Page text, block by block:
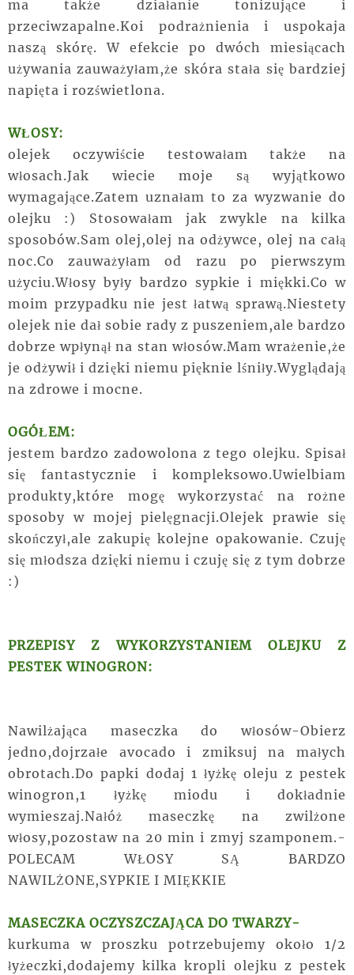
ma także działanie tonizujące i
przeciwzapalne.Koi podrażnienia i uspokaja
naszą skórę. W efekcie po dwóch miesiącach
używania zauważyłam,że skóra stała się bardziej
napięta i rozświetlona.
WŁOSY:
olejek oczywiście testowałam także na
włosach.Jak wiecie moje są wyjątkowo
wymagające.Zatem uznałam to za wyzwanie do
olejku :) Stosowałam jak zwykle na kilka
sposobów.Sam olej,olej na odżywce, olej na całą
noc.Co zauważyłam od razu po pierwszym
użyciu.Włosy były bardzo sypkie i miękki.Co w
moim przypadku nie jest łatwą sprawą.Niestety
olejek nie dał sobie rady z puszeniem,ale bardzo
dobrze wpłynął na stan włosów.Mam wrażenie,że
je odżywił i dzięki niemu pięknie lśniły.Wyglądają
na zdrowe i mocne.
OGÓŁEM:
jestem bardzo zadowolona z tego olejku. Spisał
się fantastycznie i kompleksowo.Uwielbiam
produkty,które mogę wykorzystać na rożne
sposoby w mojej pielęgnacji.Olejek prawie się
skończył,ale zakupię kolejne opakowanie. Czuję
się młodsza dzięki niemu i czuję się z tym dobrze
:)
PRZEPISY Z WYKORZYSTANIEM OLEJKU Z
PESTEK WINOGRON:
Nawilżająca maseczka do włosów-Obierz
jedno,dojrzałe avocado i zmiksuj na małych
obrotach.Do papki dodaj 1 łyżkę oleju z pestek
winogron,1 łyżkę miodu i dokładnie
wymieszaj.Nałóż maseczkę na zwilżone
włosy,pozostaw na 20 min i zmyj szamponem.-
POLECAM WŁOSY SĄ BARDZO
NAWILŻONE,SYPKIE I MIĘKKIE
MASECZKA OCZYSZCZAJĄCA DO TWARZY-
kurkuma w proszku potrzebujemy około 1/2
łyżeczki,dodajemy kilka kropli olejku z pestek